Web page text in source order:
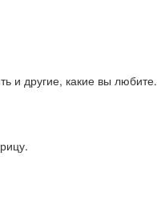
и другие, какие вы любите.